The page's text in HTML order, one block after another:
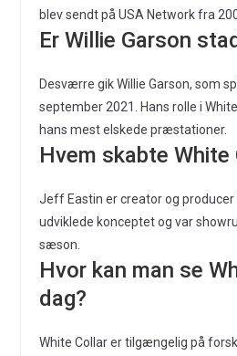
blev sendt på USA Network fra
Er Willie Garson
Desværre gik Willie Garson, som
september 2021. Hans rolle i
hans mest elskede præstationer.
Hvem skabte White
Jeff Eastin er creator og producer
udviklede konceptet og var
sæson.
Hvor kan man se
dag?
White Collar er tilgængelig på